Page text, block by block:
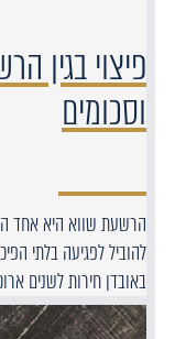
פיצוי בגין
וסכומים
הרשעת שווא היא אחד
להוביל לפגיעה בלתי
באובדן חירות לשנים